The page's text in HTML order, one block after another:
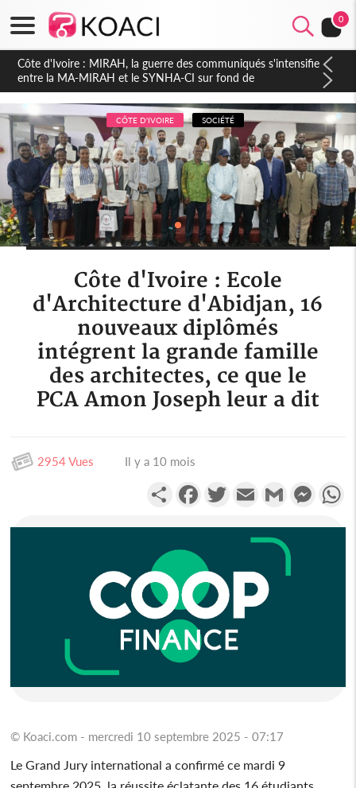
0
Côte d'Ivoire : Indépendance 2026, Thiam plaide pour un
environnement démocratique plus apaisé
CÔTE D'IVOIRE SOCIÉTÉ
Côte d'Ivoire : Ecole
d'Architecture d'Abidjan, 16
nouveaux diplômés
intégrent la grande famille
des architectes, ce que le
PCA Amon Joseph leur a dit
2954 Vues Il y a 10 mois
PartagerFacebookTwitterEmail Gmail
© Koaci.com - mercredi 10 septembre 2025 - 07:17
Le Grand Jury international a confirmé ce mardi 9